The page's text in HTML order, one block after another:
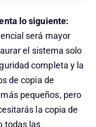
lo siguiente:
será mayor
el sistema solo
completa y la
de copia de
pequeños, pero
la copia de
todas las